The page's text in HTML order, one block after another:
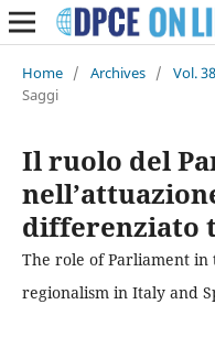
Home / Archives / Vol.
Saggi
Il ruolo del
differenziato
The role of Parliament
regionalism in Italy and